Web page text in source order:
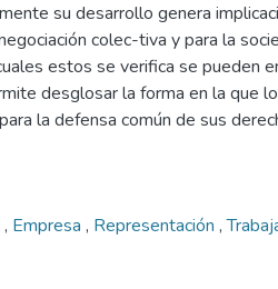
su desarrollo genera
colec-tiva y para la
estos se verifica se pueden
desglosar la forma en la que
la defensa común de sus
, Empresa , Representación ,